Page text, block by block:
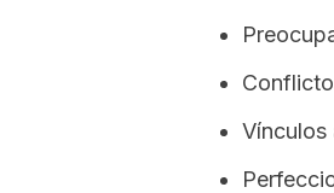
Vínculos